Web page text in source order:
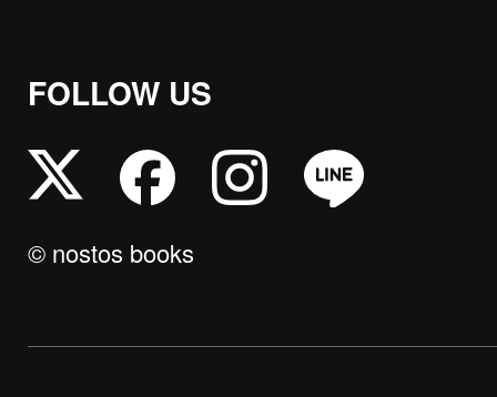
FOLLOW US
© nostos books